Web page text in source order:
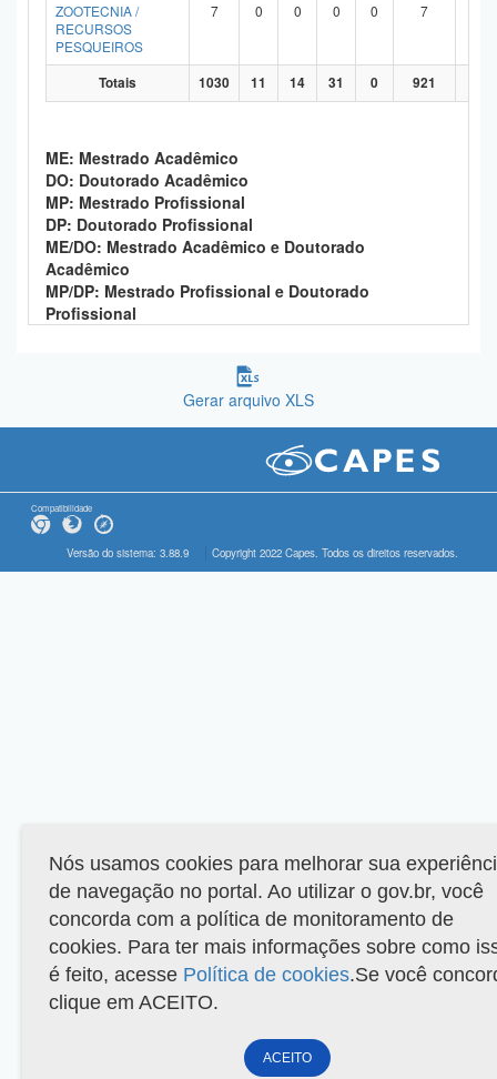
ZOOTECNIA /
RECURSOS
PESQUEIROS
7 0 0 0 0 7
Totais 1030 11 14 31 0 921
ME: Mestrado Acadêmico
DO: Doutorado Acadêmico
MP: Mestrado Profissional
DP: Doutorado Profissional
ME/DO: Mestrado Acadêmico e Doutorado
Acadêmico
MP/DP: Mestrado Profissional e Doutorado
Profissional
Gerar arquivo XLS
Compatibilidade
Versão do sistema: 3.88.9 Copyright 2022 Capes. Todos os direitos reservados.
Nós usamos cookies para melhorar sua
de navegação no portal. Ao utilizar o gov.br, você
concorda com a política de monitoramento de
cookies. Para ter mais informações sobre como
é feito, acesse Política de cookies.Se você
clique em ACEITO.
ACEITO